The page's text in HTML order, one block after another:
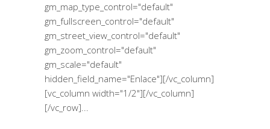
gm_map_type_control="default"
gm_fullscreen_control="default"
gm_street_view_control="default"
gm_zoom_control="default"
gm_scale="default"
hidden_field_name="Enlace"][/vc_column]
[vc_column width="1/2"][/vc_column]
[/vc_row]